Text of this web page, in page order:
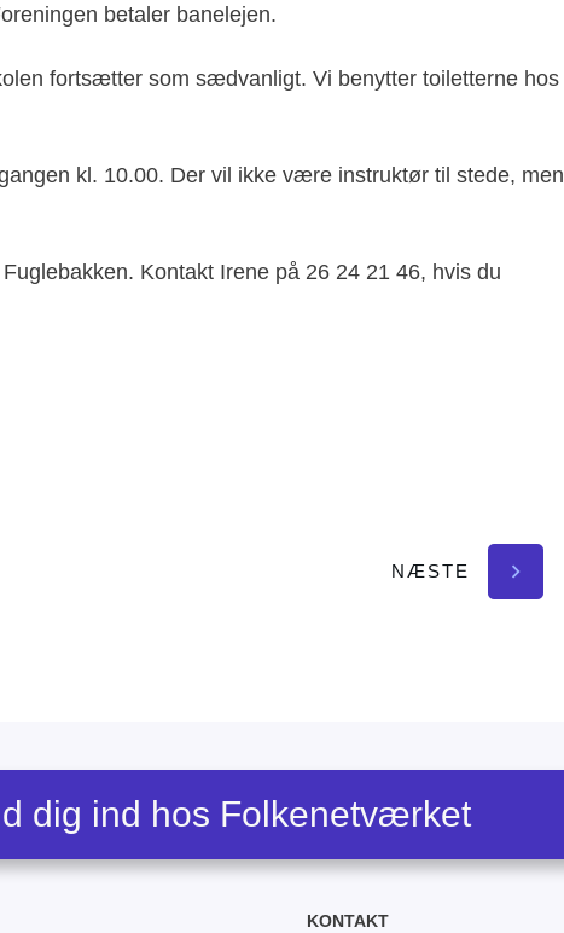
betaler banelejen.
fortsætter som sædvanligt. Vi benytter toiletterne hos
kl. 10.00. Der vil ikke være instruktør til stede, men
Kontakt Irene på 26 24 21 46, hvis du
NÆSTE
dig ind hos Folkenetværket
KONTAKT